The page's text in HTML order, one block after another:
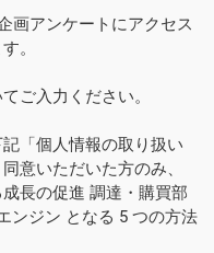
画アンケートにアクセス
。
ご入力ください。
「個人情報の取り扱い
意いただいた方のみ、
長の促進 調達・購買部
ンジン となる 5 つの方法